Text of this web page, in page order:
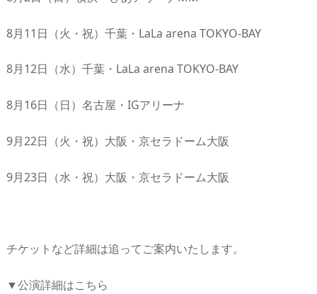
8月11日（火・祝）千葉・LaLa arena TOKYO-BAY
8月12日（水）千葉・LaLa arena TOKYO-BAY
8月16日（日）名古屋・IGアリーナ
9月22日（火・祝）大阪・京セラドーム大阪
9月23日（水・祝）大阪・京セラドーム大阪
チケットなど詳細は追ってご案内いたします。
▼公演詳細はこちら